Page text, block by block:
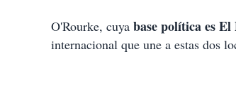
O'Rourke, cuya base política es El
internacional que une a estas dos